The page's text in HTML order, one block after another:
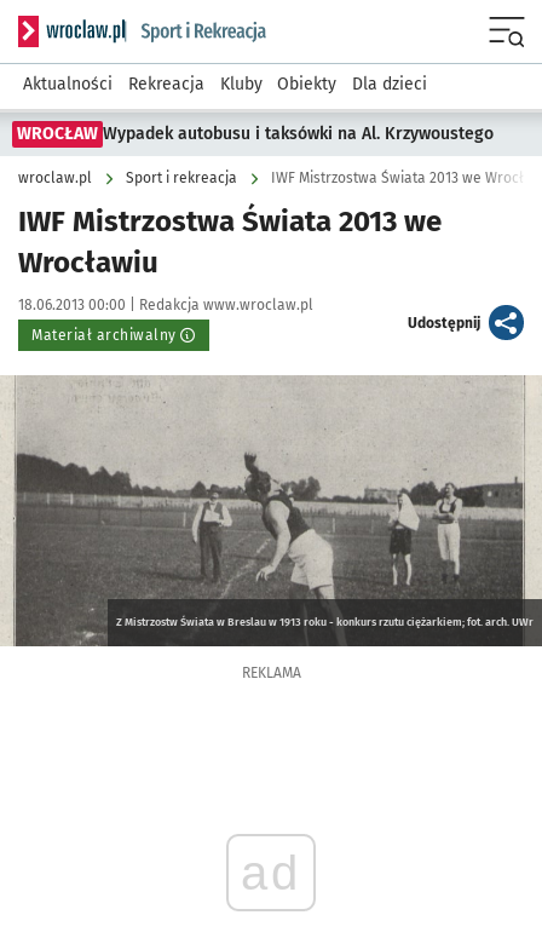
Serwis informacyjny wroclaw.pl podserwis: Sport i rekreacja
Aktualności Rekreacja Kluby Obiekty Dla dzieci
WROCŁAW Wypadek autobusu i taksówki na Al. Krzywoustego
wroclaw.pl Sport i rekreacja IWF Mistrzostwa Świata 2013 we
IWF Mistrzostwa Świata 2013 we
Wrocławiu
Data publikacji:
18.06.2013 00:00 | Autor:
Redakcja www.wroclaw.pl
Materiał archiwalny
Udostępnijartykuł
Kliknij, aby powiększyć
Z Mistrzostw Świata w Breslau w 1913 roku - konkurs rzutu ciężarkiem; fot. arch. UWr
REKLAMA
ad